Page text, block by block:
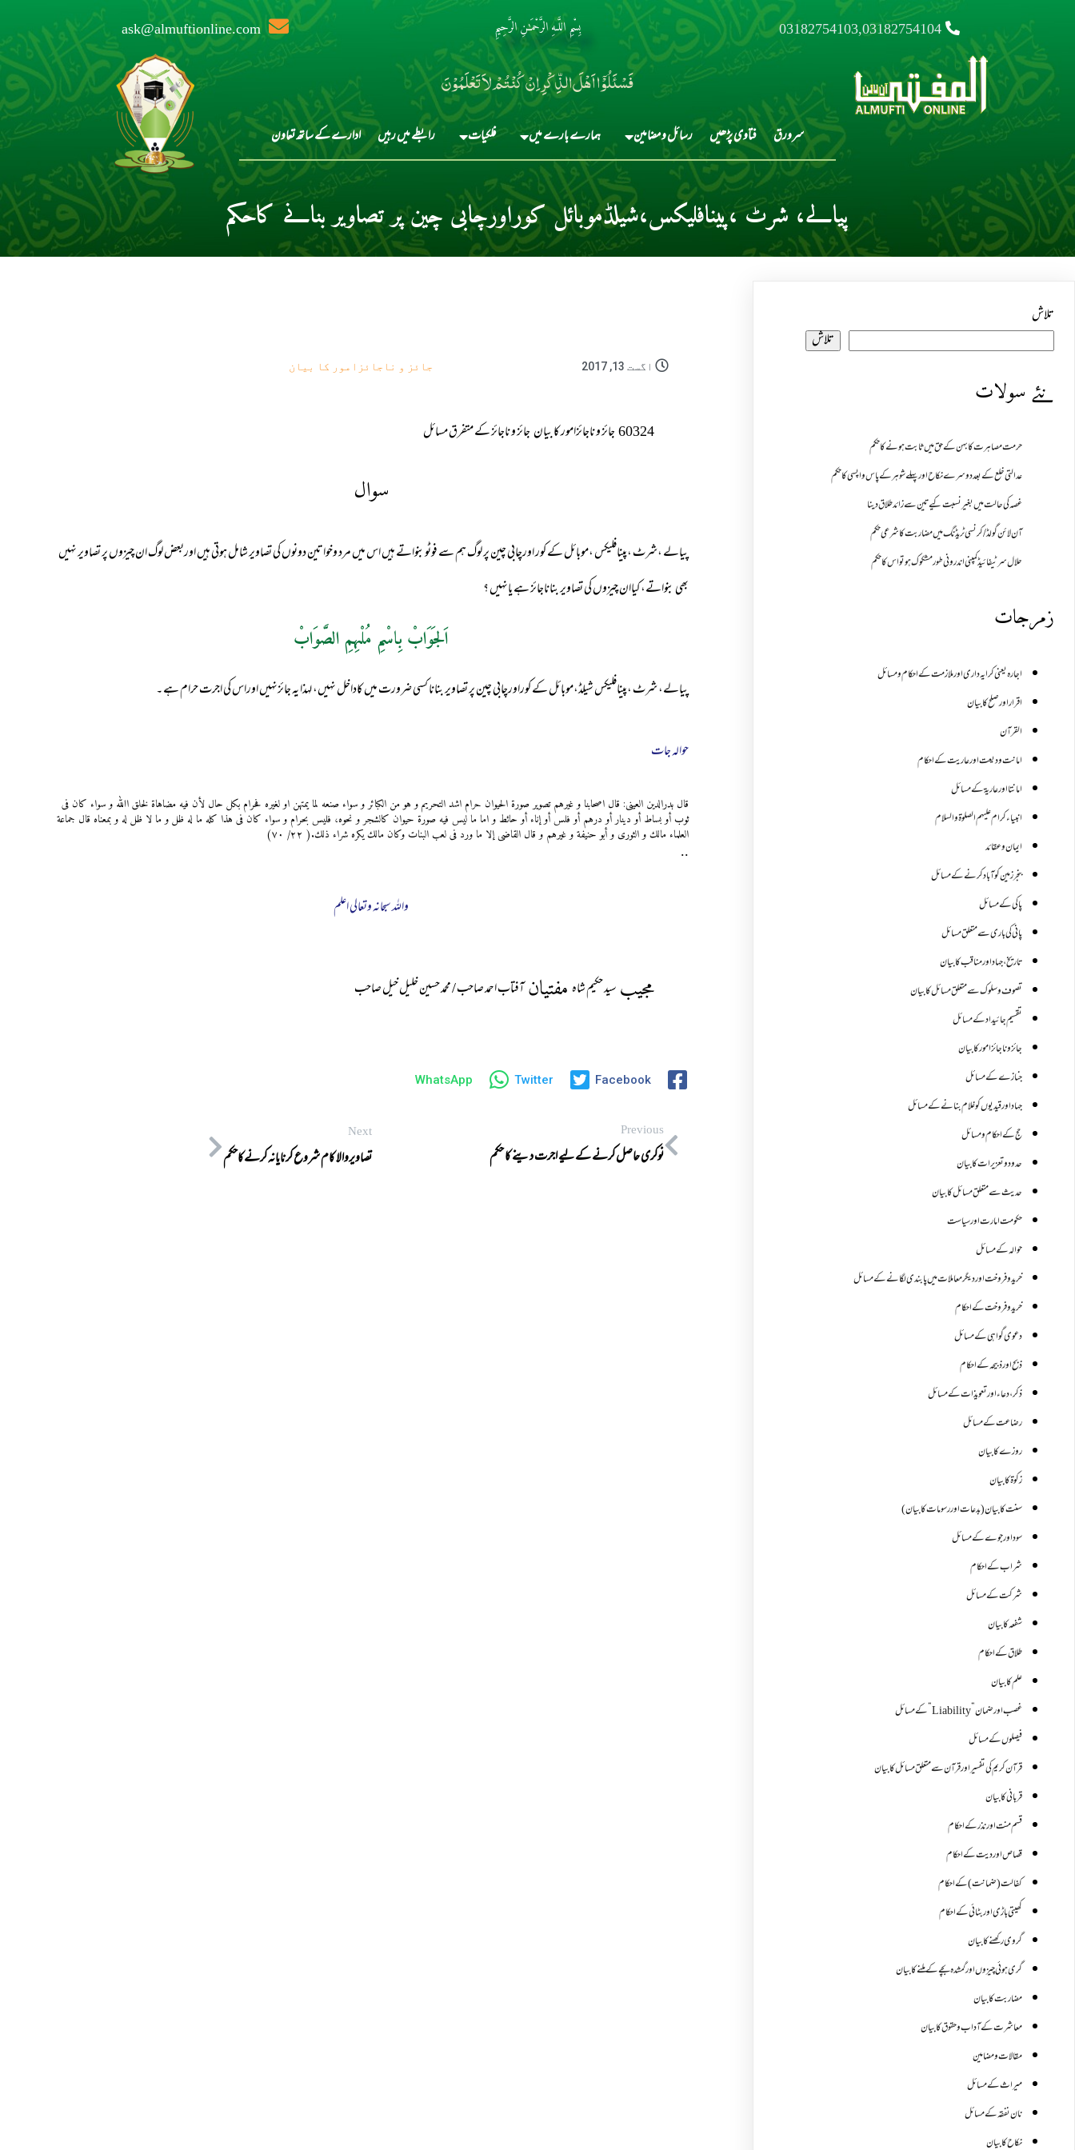
03182754103,03182754104 بِسْمِ اللَّـهِ الرَّحْمَـٰنِ الرَّحِيمِ ask@almuftionline.com
فَسْئَلُوْٓا اَہْلَ الذِّکْرِ اِنْ کُنْتُمْ لاَ تَعْلَمُوْنَ
سرورق فتاوی پڑھیں رسائل و مضامین ہمارے بارے میں فلکیات رابطے میں رہیں ادارے کے ساتھ تعاون
پیالے، شرٹ ،پینافلیکس،شیلڈموبائل کوراورچابی چین پر تصاویر بنانے کاحکم
اگست 13, 2017 جائز و ناجائزامور کا بیان
60324جائز و ناجائزامور کا بیان جائز و ناجائز کے متفرق مسائل
سوال
پیالے ،شرٹ ،پینافلیکس ،موبائل کے کور اورچابی چین پر لوگ ہم سے فوٹوبنواتے ہیں اس میں مرد وخواتین دونوں کی تصاویر شامل ہوتی ہیں اوربعض لوگ ان چیزوں پر تصاویر نہیں
بھی بنواتے، کیاان چیزوں کی تصاویر بناناجائز ہے یانہیں ؟
اَلجَوَابْ بِاسْمِ مُلْہِمِ الصَّوَابْ
پیالے، شرٹ ،پینافلیکس شیلڈ،موبائل کے کوراورچابی چین پر تصاویر بنانا کسی ضرورت میں کاداخل نہیں، لہذا یہ جائزنہیں اوراس کی اجرت حرام ہے ۔
حوالہ جات
قال بدرالدین العینی: قال اصحابنا و غيرهم تصوير صورة الحيوان حرام اشد التحريم و هو من الکبائر و سواء صنعه لما يمتهن او لغيره فحرام بکل حال لأن فيه مضاهاة لخلق اﷲ و سواء کان فی
ثوب أو بساط أو دينار أو درهم أو فلس أو إناء أو حائط و اما ما ليس فيه صورة حيوان کالشجر و نحوه، فليس بحرام و سواء کان فی هذا کله ما له ظل و ما لا ظل له و بمعناه قال جماعة
العلماء مالك و الثوری و أبو حنيفة و غيرهم و قال القاضی إلا ما ورد فی لعب البنات وکان مالك يکره شراء ذلك.( ٢٢/ ٧٠)
..
واللہ سبحانہ وتعالی اعلم
مجیب سید حکیم شاہ مفتیانآفتاب احمد صاحب / محمد حسین خلیل خیل صاحب
Facebook
Twitter
WhatsApp
Previous
نوکری حاصل کرنے کے لیے اجرت دینے کا حکم
Next
تصاویروالا کام شروع کرنایانہ کرنےکاحکم
تلاش
تلاش
نئے سولات
حرمت مصاہرت کا بہن کے حق میں ثابت ہونے کا حکم
عدالتی خلع کے بعد دوسرے نکاح اور پہلے شوہر کے پاس واپسی کا حکم
غصہ کی حالت میں بغیر نسبت کیے تین سے زائد طلاق دینا
آن لائن گولڈ /کرنسی ٹریڈنگ میں مضاربت کا شرعی حکم
حلال سرٹیفائیڈ کمپنی اندرونی طور مشکوک ہو تو اس کا حکم
زمرجات
اجارہ یعنی کرایہ داری اور ملازمت کے احکام و مسائل
اقرار اور صلح کا بیان
القرآن
امانت ودیعت اورعاریت کے احکام
امانتا اور عاریة کے مسائل
انبیاء کرام علیہم الصلوۃ والسلام
ایمان وعقائد
بنجر زمین کو آباد کرنے کے مسائل
پاکی کے مسائل
پانی کی باری سے متعلق مسائل
تاریخ،جہاد اور مناقب کا بیان
تصوف و سلوک سے متعلق مسائل کا بیان
تقسیم جائیداد کے مسائل
جائز و ناجائزامور کا بیان
جنازے کےمسائل
جہاد اور قیدیوں کو غلام بنانے کے مسائل
حج کے احکام ومسائل
حدود و تعزیرات کا بیان
حدیث سے متعلق مسائل کا بیان
حکومت امارت اور سیاست
حوالہ کے مسائل
خرید و فروخت اور دیگر معاملات میں پابندی لگانے کے مسائل
خرید و فروخت کے احکام
دعوی گواہی کے مسائل
ذبح اور ذبیحہ کے احکام
ذکر،دعاء اور تعویذات کے مسائل
رضاعت کے مسائل
روزے کا بیان
زکوة کابیان
سنت کا بیان (بدعات اور رسومات کا بیان)
سود اور جوے کے مسائل
شراب کے احکام
شرکت کے مسائل
شفعہ کا بیان
طلاق کے احکام
علم کا بیان
غصب اورضمان”Liability” کے مسائل
فیصلوں کے مسائل
قرآن کریم کی تفسیر اور قرآن سے متعلق مسائل کا بیان
قربانی کا بیان
قسم منت اور نذر کے احکام
قصاص اور دیت کے احکام
کفالت (ضمانت) کے احکام
کھیتی باڑی اور بٹائی کے احکام
گروی رکھنے کا بیان
گری ہوئی چیزوں اورگمشدہ بچے کے ملنے کا بیان
مضاربت کا بیان
معاشرت کے آداب و حقوق کا بیان
مقالات ومضامین
میراث کے مسائل
نان نفقہ کے مسائل
نکاح کا بیان